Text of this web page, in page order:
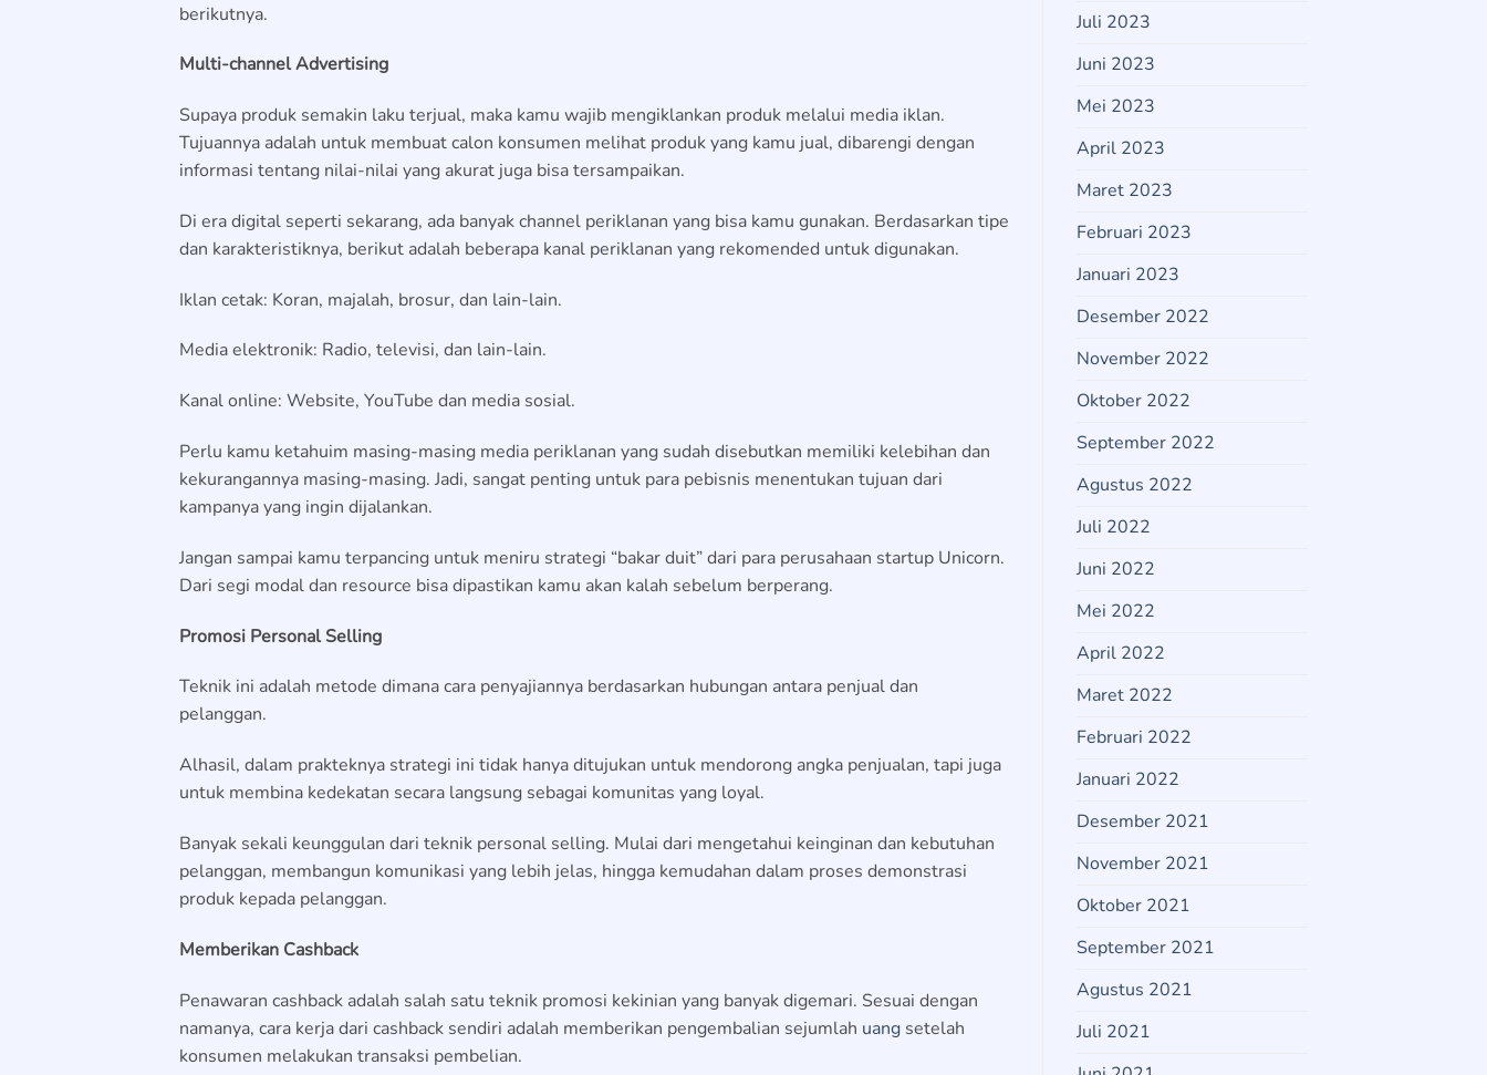
berikutnya.
Multi-channel Advertising
Supaya produk semakin laku terjual, maka kamu wajib mengiklankan produk melalui media iklan.
Tujuannya adalah untuk membuat calon konsumen melihat produk yang kamu jual, dibarengi dengan
informasi tentang nilai-nilai yang akurat juga bisa tersampaikan.
Di era digital seperti sekarang, ada banyak channel periklanan yang bisa kamu gunakan. Berdasarkan tipe
dan karakteristiknya, berikut adalah beberapa kanal periklanan yang rekomended untuk digunakan.
Iklan cetak: Koran, majalah, brosur, dan lain-lain.
Media elektronik: Radio, televisi, dan lain-lain.
Kanal online: Website, YouTube dan media sosial.
Perlu kamu ketahuim masing-masing media periklanan yang sudah disebutkan memiliki kelebihan dan
kekurangannya masing-masing. Jadi, sangat penting untuk para pebisnis menentukan tujuan dari
kampanya yang ingin dijalankan.
Jangan sampai kamu terpancing untuk meniru strategi “bakar duit” dari para perusahaan startup Unicorn.
Dari segi modal dan resource bisa dipastikan kamu akan kalah sebelum berperang.
Promosi Personal Selling
Teknik ini adalah metode dimana cara penyajiannya berdasarkan hubungan antara penjual dan
pelanggan.
Alhasil, dalam prakteknya strategi ini tidak hanya ditujukan untuk mendorong angka penjualan, tapi juga
untuk membina kedekatan secara langsung sebagai komunitas yang loyal.
Banyak sekali keunggulan dari teknik personal selling. Mulai dari mengetahui keinginan dan kebutuhan
pelanggan, membangun komunikasi yang lebih jelas, hingga kemudahan dalam proses demonstrasi
produk kepada pelanggan.
Memberikan Cashback
Penawaran cashback adalah salah satu teknik promosi kekinian yang banyak digemari. Sesuai dengan
namanya, cara kerja dari cashback sendiri adalah memberikan pengembalian sejumlah uang setelah
konsumen melakukan transaksi pembelian.
Juli 2023
Juni 2023
Mei 2023
April 2023
Maret 2023
Februari 2023
Januari 2023
Desember 2022
November 2022
Oktober 2022
September 2022
Agustus 2022
Juli 2022
Juni 2022
Mei 2022
April 2022
Maret 2022
Februari 2022
Januari 2022
Desember 2021
November 2021
Oktober 2021
September 2021
Agustus 2021
Juli 2021